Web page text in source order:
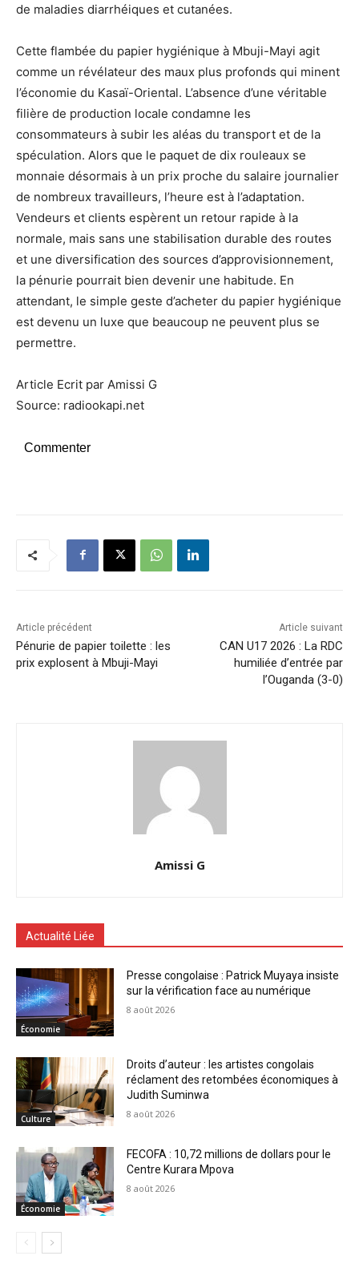
de maladies diarrhéiques et cutanées.
Cette flambée du papier hygiénique à Mbuji-Mayi agit
comme un révélateur des maux plus profonds qui minent
l’économie du Kasaï-Oriental. L’absence d’une véritable
filière de production locale condamne les
consommateurs à subir les aléas du transport et de la
spéculation. Alors que le paquet de dix rouleaux se
monnaie désormais à un prix proche du salaire journalier
de nombreux travailleurs, l’heure est à l’adaptation.
Vendeurs et clients espèrent un retour rapide à la
normale, mais sans une stabilisation durable des routes
et une diversification des sources d’approvisionnement,
la pénurie pourrait bien devenir une habitude. En
attendant, le simple geste d’acheter du papier hygiénique
est devenu un luxe que beaucoup ne peuvent plus se
permettre.
Article Ecrit par Amissi G
Source: radiookapi.net
Commenter
Article précédent
Pénurie de papier toilette : les
prix explosent à Mbuji-Mayi
Article suivant
CAN U17 2026 : La RDC
humiliée d’entrée par
l’Ouganda (3-0)
Amissi G
Actualité Liée
Économie
Presse congolaise : Patrick Muyaya insiste
sur la vérification face au numérique
8 août 2026
Culture
Droits d’auteur : les artistes congolais
réclament des retombées économiques à
Judith Suminwa
8 août 2026
Économie
FECOFA : 10,72 millions de dollars pour le
Centre Kurara Mpova
8 août 2026